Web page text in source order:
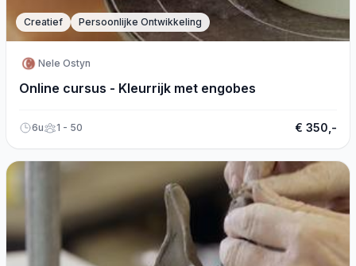
Creatief Persoonlijke Ontwikkeling
Nele Ostyn
Online cursus - Kleurrijk met engobes
6u 1 - 50 € 350,-